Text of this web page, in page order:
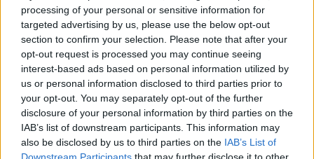
processing of your personal or sensitive information for
targeted advertising by us, please use the below opt-out
section to confirm your selection. Please note that after your
opt-out request is processed you may continue seeing
interest-based ads based on personal information utilized by
us or personal information disclosed to third parties prior to
your opt-out. You may separately opt-out of the further
disclosure of your personal information by third parties on the
IAB’s list of downstream participants. This information may
also be disclosed by us to third parties on the IAB’s List of
Downstream Participants that may further disclose it to other
FIRENZE —Musica e vendita abusiva di cibo e bevande nel
pomeriggio per 300 persone radunate nel parco delle Cascine. E' la
situazione trovata dalla polizia municipale in un servizio mirato
effettuato domenica scorsa 8 Maggio nel prato del Quercione.
Sono state 7 le pattuglie intervenute. Erano presenti circa 300
persone distribuite in vari gruppi. Gli agenti hanno multato una
persona per vendita abusiva di cibo e bevande (sanzione da 5.000
euro come previsto dalla legge regionale sul commercio) con
sequestro dell’attrezzatura (una borsa termica e un tavolo da
picnic) e di 36 bottiglie di birra.